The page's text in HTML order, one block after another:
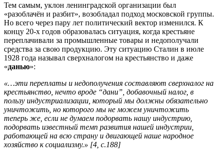
Тем самым, уклон ленинградской организации был
«разоблачён и разбит», возобладал подход московской группы.
Но всего через пару лет политический вектор изменился. К
концу 20-х годов образовалась ситуация, когда крестьяне
переплачивали за промышленные товары и недополучали
средства за свою продукцию. Эту ситуацию Сталин в июле
1928 года называл сверхналогом на крестьянство и даже
«данью»:
«…эти переплаты и недополучения составляют сверхналог на
крестьянство, нечто вроде “дани”, добавочный налог, в
пользу индустриализации, который мы должны обязательно
уничтожить, но которого мы не можем уничтожить
теперь же, если не думаем подорвать нашу индустрию,
подорвать известный темп развития нашей индустрии,
работающей на всю страну и двигающей наше народное
хозяйство к социализму.» [4, с.188]